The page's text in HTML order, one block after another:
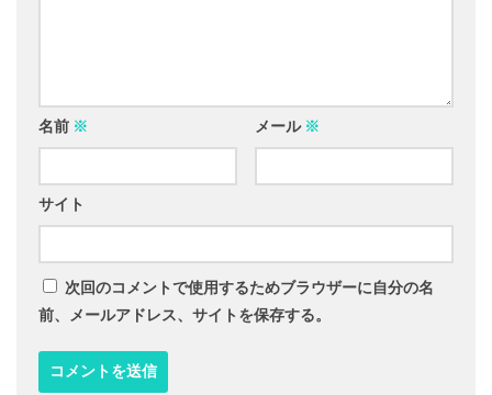
名前 ※ メール ※
サイト
次回のコメントで使用するためブラウザーに自分の名
前、メールアドレス、サイトを保存する。